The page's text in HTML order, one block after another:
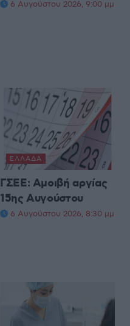
6 Αυγούστου 2026, 9:00 μμ
ΕΛΛΆΔΑ
ΓΣΕΕ: Αμοιβή αργίας
15ης Αυγούστου
6 Αυγούστου 2026, 8:30 μμ